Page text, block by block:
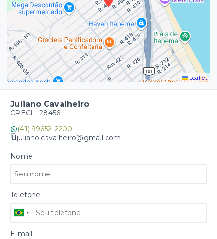
Leaflet
Juliano Cavalheiro
CRECI - 28456
(41) 99652-2200
juliano.cavalheiro@gmail.com
Nome
Telefone
E-mail